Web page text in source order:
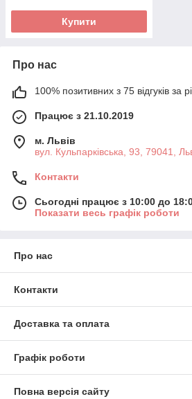
Купити
Про нас
100% позитивних з 75 відгуків за
Працює з 21.10.2019
м. Львів
вул. Кульпарківська, 93, 79041,
Контакти
Сьогодні працює з 10:00 до
Показати весь графік роботи
Про нас
Контакти
Доставка та оплата
Графік роботи
Повна версія сайту